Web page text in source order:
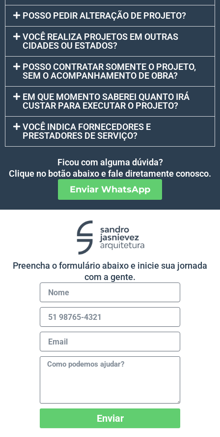
POSSO PEDIR ALTERAÇÃO DE PROJETO?
VOCÊ REALIZA PROJETOS EM OUTRAS
CIDADES OU ESTADOS?
POSSO CONTRATAR SOMENTE O PROJETO,
SEM O ACOMPANHAMENTO DE OBRA?
EM QUE MOMENTO SABEREI QUANTO IRÁ
CUSTAR PARA EXECUTAR O PROJETO?
VOCÊ INDICA FORNECEDORES E
PRESTADORES DE SERVIÇO?
Ficou com alguma dúvida?
Clique no botão abaixo e fale diretamente conosco.
Enviar WhatsApp
Preencha o formulário abaixo e inicie sua jornada
com a gente.
Nome
WhatsApp
Email
Mensagem
Enviar